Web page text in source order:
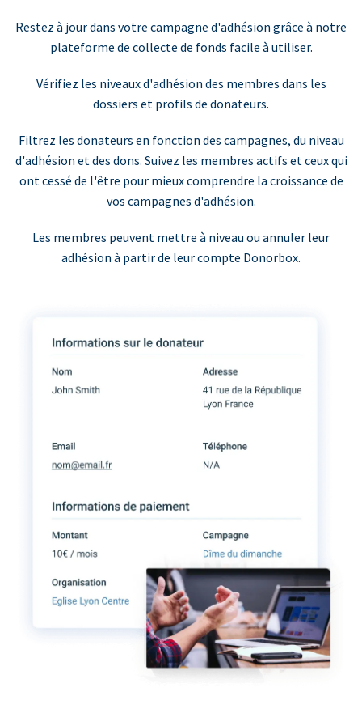
Restez à jour dans votre campagne d'adhésion grâce à notre
plateforme de collecte de fonds facile à utiliser.
Vérifiez les niveaux d'adhésion des membres dans les
dossiers et profils de donateurs.
Filtrez les donateurs en fonction des campagnes, du niveau
d'adhésion et des dons. Suivez les membres actifs et ceux qui
ont cessé de l'être pour mieux comprendre la croissance de
vos campagnes d'adhésion.
Les membres peuvent mettre à niveau ou annuler leur
adhésion à partir de leur compte Donorbox.